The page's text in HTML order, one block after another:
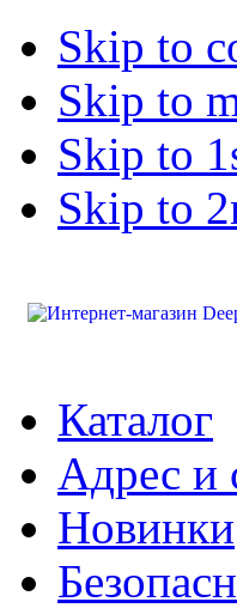
Skip to
Skip to
Skip to
Skip to
Каталог
Адрес и
Новинки